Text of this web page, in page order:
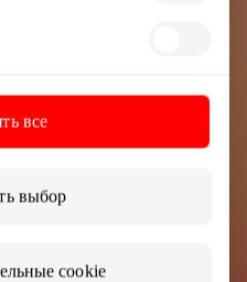
все
выбор
cookie
предложениях,
AKROPOLIS.